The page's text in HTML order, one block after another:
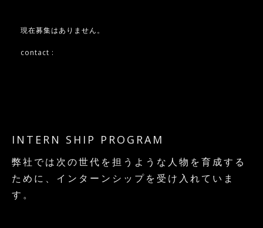
現在募集はありません。
contact :
INTERN SHIP PROGRAM
弊社では次の世代を担うような人物を育成する
ために、インターンシップを受け入れていま
す。